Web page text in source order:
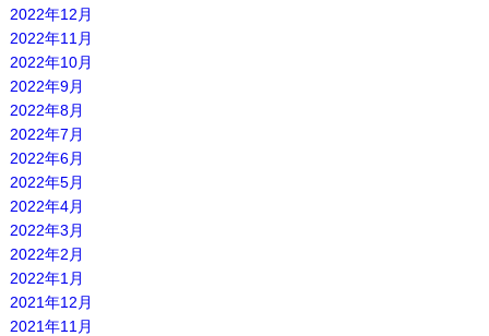
2022年12月
2022年11月
2022年10月
2022年9月
2022年8月
2022年7月
2022年6月
2022年5月
2022年4月
2022年3月
2022年2月
2022年1月
2021年12月
2021年11月